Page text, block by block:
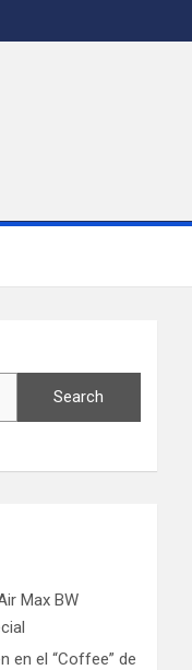
Search
Max BW
en el “Coffee” de